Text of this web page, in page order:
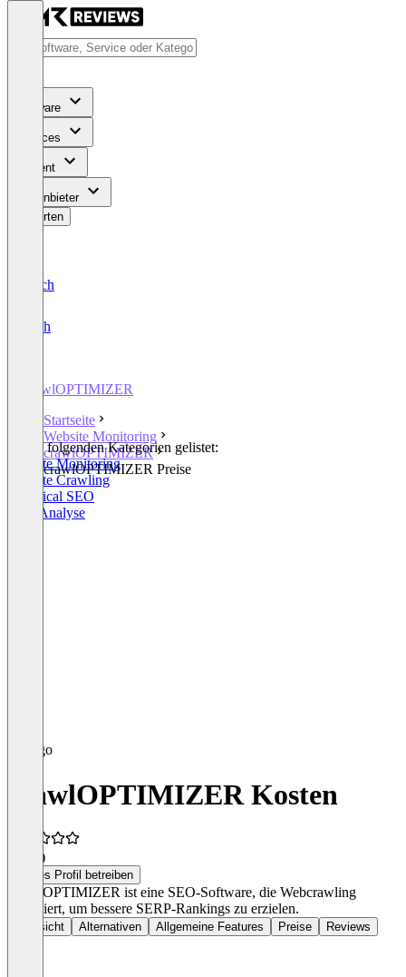
Software
Services
Content
Für Anbieter
Bewerten
Deutsch
English
crawlOPTIMIZER
Startseite
Website Monitoring
crawlOPTIMIZER
crawlOPTIMIZER Preise
In den folgenden Kategorien gelistet:
Website Monitoring
Website Crawling
Technical SEO
SEO Analyse
crawlOPTIMIZER Kosten
(1)
Dieses Profil betreiben
CrawlOPTIMIZER ist eine SEO-Software, die Webcrawling
analysiert, um bessere SERP-Rankings zu erzielen.
Übersicht Alternativen Allgemeine Features Preise Reviews